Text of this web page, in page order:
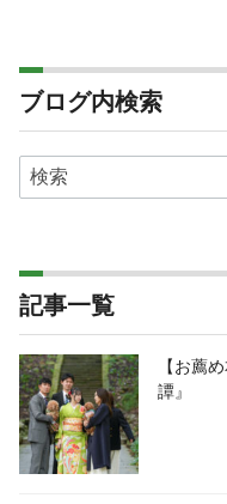
ブログ内検索
記事一覧
【お薦
譚』